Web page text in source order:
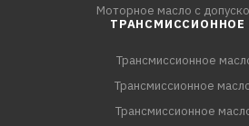
Моторное масло с
Трансмиссионное
Трансмиссионное
Трансмиссионное